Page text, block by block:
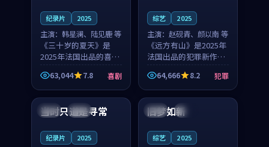
纪录片 2025
主演： 韩星澜、陆见鹿 等
《三十岁的夏天》是
2025年法国出品的喜剧
新作，主创团队希望用
深夜电台的故事让观众
停下来想一想。韩星澜
角色，山田纯一的叙事
63,044 7.8 喜剧
综艺 2025
主演： 赵砚青、颜以南 等
《远方有山》是2025年
法国出品的犯罪新作，
主创团队希望用高校追
梦的故事让观众停下来
想一想。赵砚青领衔，
颜以南担任重要角色，
山田纯一的叙事节奏
64,666 8.2 犯罪
泰国 杜比
当时只道是寻常
纪录片 2025
中国 高分
旧梦如新
综艺 2025